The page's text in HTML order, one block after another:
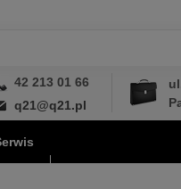
42 213 01 66
q21@q21.pl